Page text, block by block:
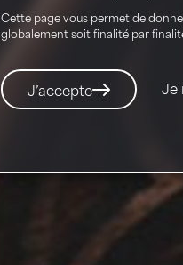
Cette page vous permet de
globalement soit finalité par
J’accepte Je